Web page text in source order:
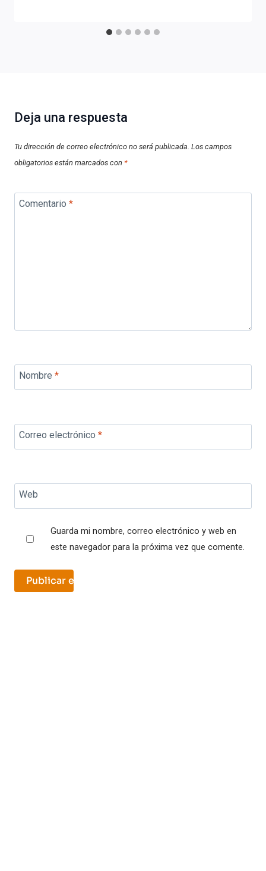
Deja una respuesta
Tu dirección de correo electrónico no será publicada. Los campos
obligatorios están marcados con *
Comentario *
Nombre *
Correo electrónico *
Web
Guarda mi nombre, correo electrónico y web en
este navegador para la próxima vez que comente.